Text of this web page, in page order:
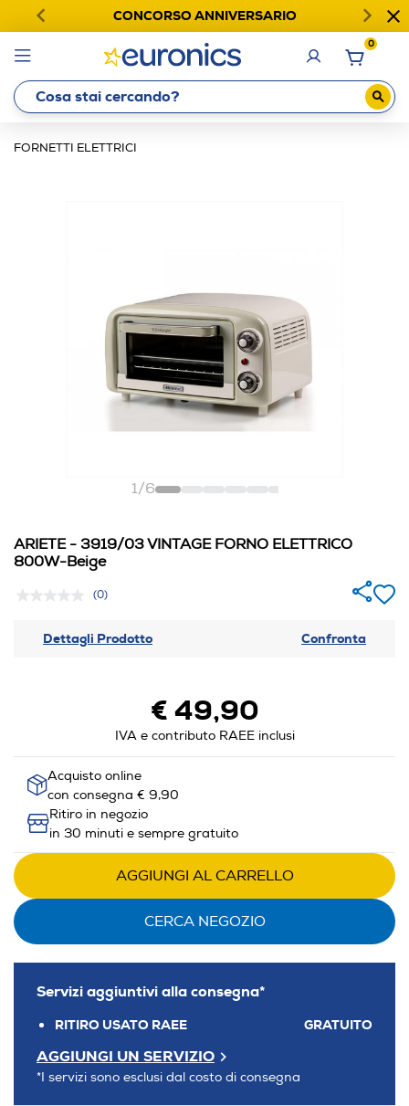
CONCORSO ANNIVERSARIO
0
FORNETTI ELETTRICI
1/6
ARIETE - 3919/03 VINTAGE FORNO ELETTRICO
800W-Beige
(0)
Dettagli Prodotto Confronta
€ 49,90
IVA e contributo RAEE inclusi
Acquisto online
con consegna € 9,90
Ritiro in negozio
in 30 minuti e sempre gratuito
AGGIUNGI AL CARRELLO
CERCA NEGOZIO
Servizi aggiuntivi alla consegna*
RITIRO USATO RAEE GRATUITO
AGGIUNGI UN SERVIZIO
*I servizi sono esclusi dal costo di consegna